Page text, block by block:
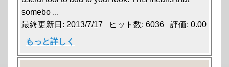
somebo ...
最終更新日: 2013/7/17 ヒット数: 6036 評価: 0.00
もっと詳しく